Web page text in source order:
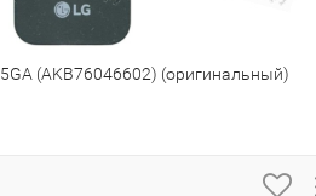
(AKB76046602) (оригинальный)